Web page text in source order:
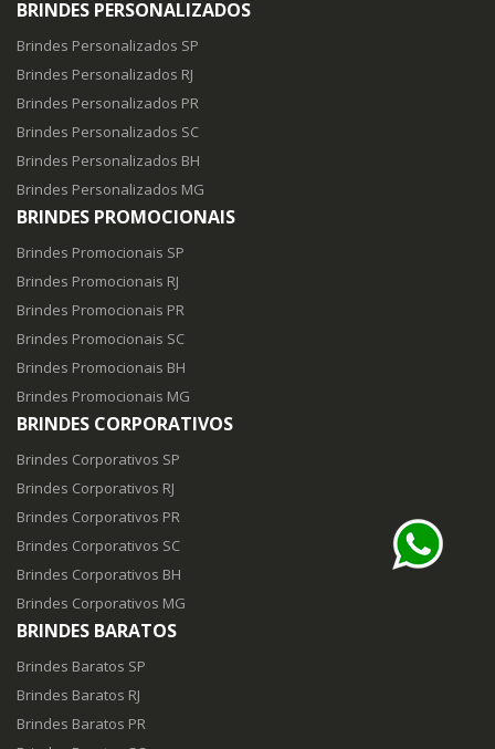
BRINDES PERSONALIZADOS
Brindes Personalizados SP
Brindes Personalizados RJ
Brindes Personalizados PR
Brindes Personalizados SC
Brindes Personalizados BH
Brindes Personalizados MG
BRINDES PROMOCIONAIS
Brindes Promocionais SP
Brindes Promocionais RJ
Brindes Promocionais PR
Brindes Promocionais SC
Brindes Promocionais BH
Brindes Promocionais MG
BRINDES CORPORATIVOS
Brindes Corporativos SP
Brindes Corporativos RJ
Brindes Corporativos PR
Brindes Corporativos SC
Brindes Corporativos BH
Brindes Corporativos MG
BRINDES BARATOS
Brindes Baratos SP
Brindes Baratos RJ
Brindes Baratos PR